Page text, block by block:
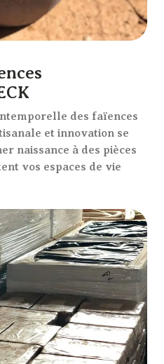
des faïences
et innovation se
naissance à des pièces
vos espaces de vie